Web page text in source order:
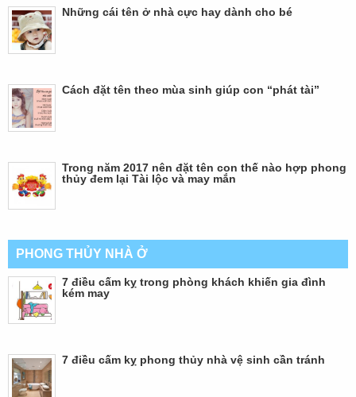
Những cái tên ở nhà cực hay dành cho bé
Cách đặt tên theo mùa sinh giúp con “phát tài”
Trong năm 2017 nên đặt tên con thế nào hợp phong
thủy đem lại Tài lộc và may mắn
PHONG THỦY NHÀ Ở
7 điều cấm kỵ trong phòng khách khiến gia đình
kém may
7 điều cấm kỵ phong thủy nhà vệ sinh cần tránh